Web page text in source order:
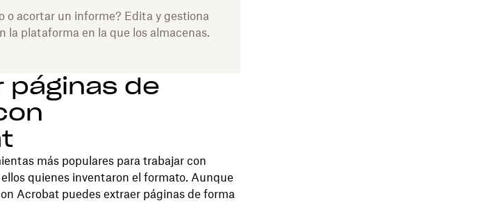
o acortar un informe? Edita y gestiona
la plataforma en la que los almacenas.
páginas de
más populares para trabajar con
quienes inventaron el formato. Aunque
Acrobat puedes extraer páginas de forma